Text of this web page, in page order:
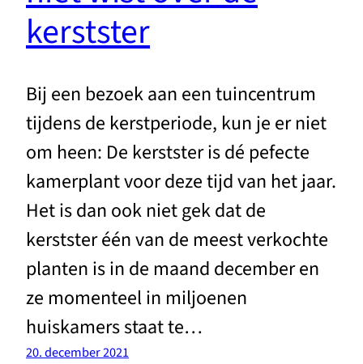
kerstster
Bij een bezoek aan een tuincentrum
tijdens de kerstperiode, kun je er niet
om heen: De kerstster is dé pefecte
kamerplant voor deze tijd van het jaar.
Het is dan ook niet gek dat de
kerstster één van de meest verkochte
planten is in de maand december en
ze momenteel in miljoenen
huiskamers staat te…
20. december 2021